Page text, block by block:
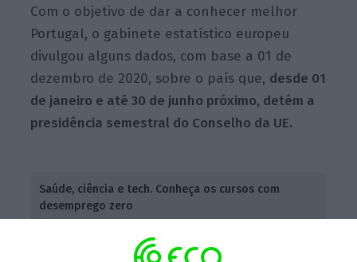
Com o objetivo de dar a conhecer melhor
Portugal, o gabinete estatístico europeu
divulgou alguns dados, com base a 01 de
dezembro de 2020, sobre o país que, desde 01
de janeiro e até 30 de junho próximo, detém a
presidência semestral do Conselho da UE.
Saúde, ciência e tech. Conheça os cursos com
desemprego zero